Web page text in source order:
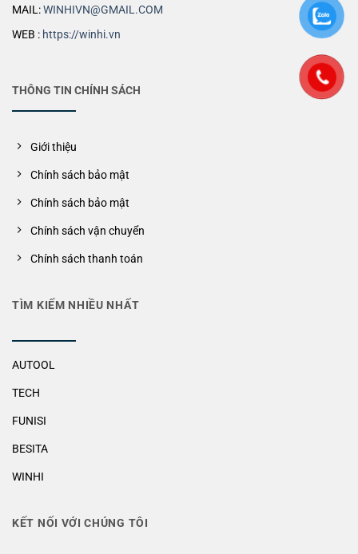
MAIL:WINHIVN@GMAIL.COM
WEB : https://winhi.vn
THÔNG TIN CHÍNH SÁCH
Giới thiệu
Chính sách bảo mật
Chính sách bảo mật
Chính sách vận chuyển
Chính sách thanh toán
TÌM KIẾM NHIỀU NHẤT
AUTOOL
TECH
FUNISI
BESITA
WINHI
KẾT NỐI VỚI CHÚNG TÔI